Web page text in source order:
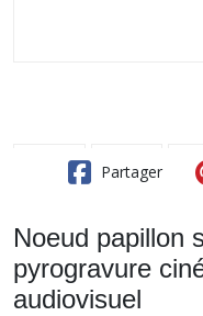
Partager
Noeud papillon
pyrogravure
audiovisuel